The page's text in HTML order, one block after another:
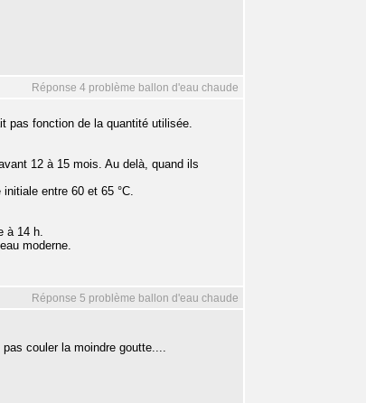
Réponse 4 problème ballon d'eau chaude
pas fonction de la quantité utilisée.
12 à 15 mois. Au delà, quand ils
entre 60 et 65 °C.
à 14 h.
moderne.
Réponse 5 problème ballon d'eau chaude
couler la moindre goutte....